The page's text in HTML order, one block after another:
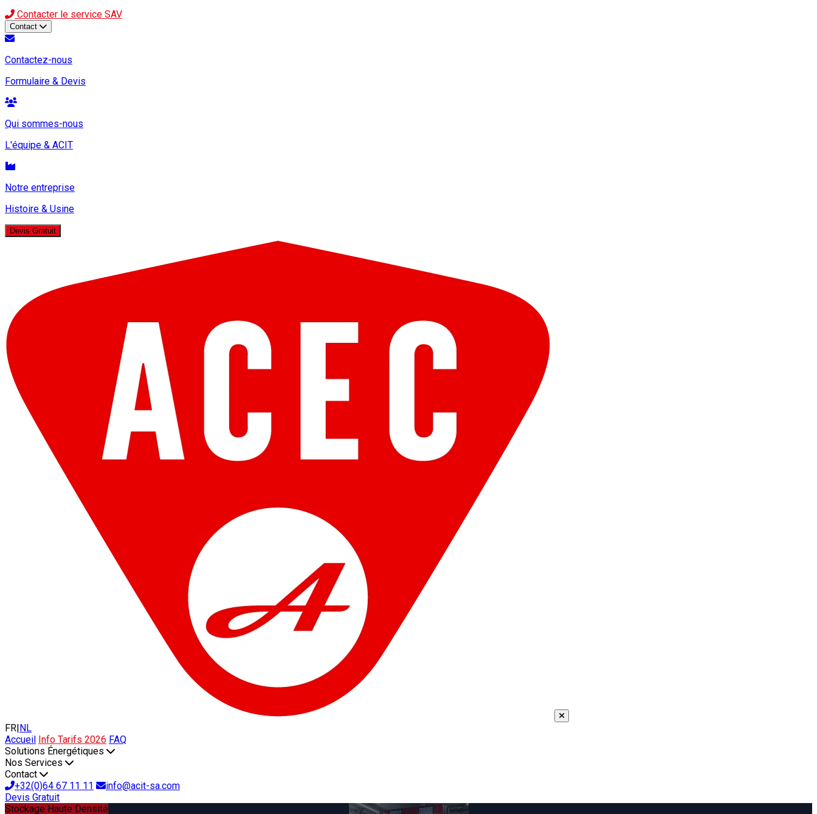
Contacter le service SAV
Contact
Contactez-nous
Formulaire & Devis
Qui sommes-nous
L'équipe & ACIT
Notre entreprise
Histoire & Usine
Devis Gratuit
FR NL
Accueil
Info Tarifs 2026 FAQ
Solutions Énergétiques
Nos Services
Contact
+32(0)64 67 11 11
info@acit-sa.com
Devis Gratuit
Stockage Haute Densité